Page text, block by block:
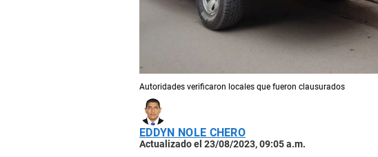
Autoridades verificaron locales que fueron clausurados
EDDYN NOLE CHERO
Actualizado el 23/08/2023, 09:05 a.m.